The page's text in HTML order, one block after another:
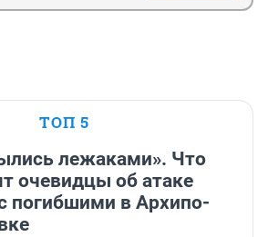
ТОП 5
лежаками». Что
очевидцы об атаке
погибшими в Архипо-